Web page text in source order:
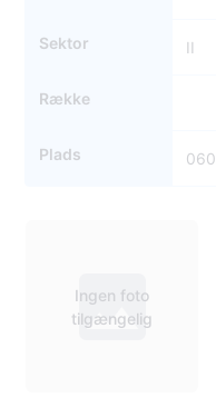
Sektor II
Række
Plads 060
Ingen foto
tilgængelig